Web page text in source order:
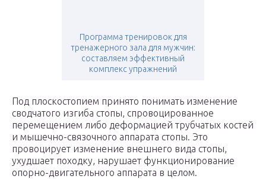
Программа тренировок для
тренажерного зала для мужчин:
составляем эффективный
комплекс упражнений
Под плоскостопием принято понимать изменение
сводчатого изгиба стопы, спровоцированное
перемещением либо деформацией трубчатых костей
и мышечно-связочного аппарата стопы. Это
провоцирует изменение внешнего вида стопы,
ухудшает походку, нарушает функционирование
опорно-двигательного аппарата в целом.